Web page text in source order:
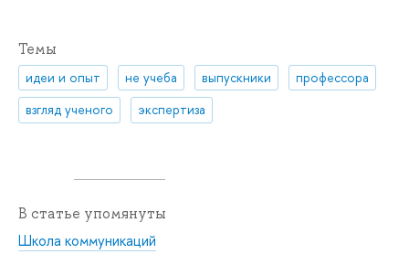
Темы
идеи и опыт не учеба выпускники
профессора
взгляд ученого
экспертиза
В статье упомянуты
Школа коммуникаций